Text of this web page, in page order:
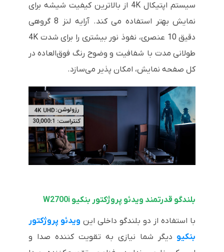
سیستم اپتیکال 4K از بالاترین کیفیت شیشه برای
نمایش بهتر استفاده می کند. آرایه لنز 8 گروهی
دقیق 10 عنصری، نفوذ نور بیشتری را برای شدت 4K
طولانی مدت با شفافیت و وضوح رنگ فوق‌العاده در
کل صفحه نمایش، امکان پذیر می‌سازد.
بلندگو قدرتمند ویدئو پروژکتور بنکیو W2700i
با استفاده از دو بلندگو داخلی این ویدئو پروژکتور
بنکیو دیگر شما نیازی به تقویت کننده صدا و